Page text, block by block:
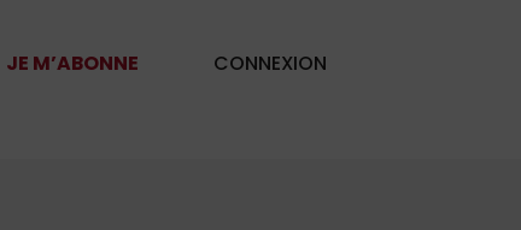
JE M’ABONNE
CONNEXION